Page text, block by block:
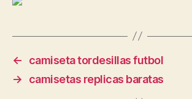
←
camiseta tordesillas futbol
→
camisetas replicas baratas